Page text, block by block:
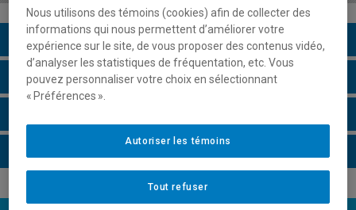
Description du cours
Horaire - Été 2026
Nous utilisons des témoins (cookies) afin de collecter des
informations qui nous permettent d’améliorer votre
expérience sur le site, de vous proposer des contenus vidéo,
d’analyser les statistiques de fréquentation, etc. Vous
pouvez personnaliser votre choix en sélectionnant
« Préférences ».
Tout refuser
Autoriser les témoins